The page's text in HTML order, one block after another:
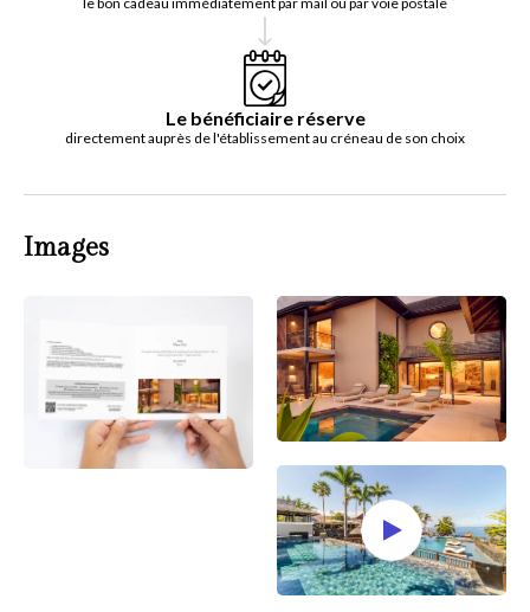
Le bénéficiaire réserve
directement auprès de l'établissement au créneau de son choix
Images